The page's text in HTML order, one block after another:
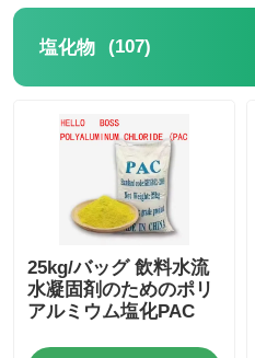
塩化物 (107)
25kg/バッグ 飲料水流
水凝固剤のためのポリ
アルミウム塩化PAC